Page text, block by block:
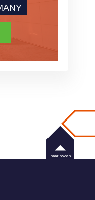
naar boven